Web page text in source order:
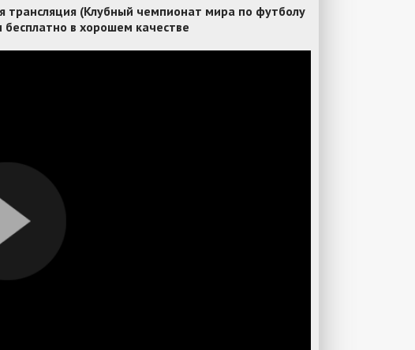
(Клубный чемпионат мира по футболу
в хорошем качестве